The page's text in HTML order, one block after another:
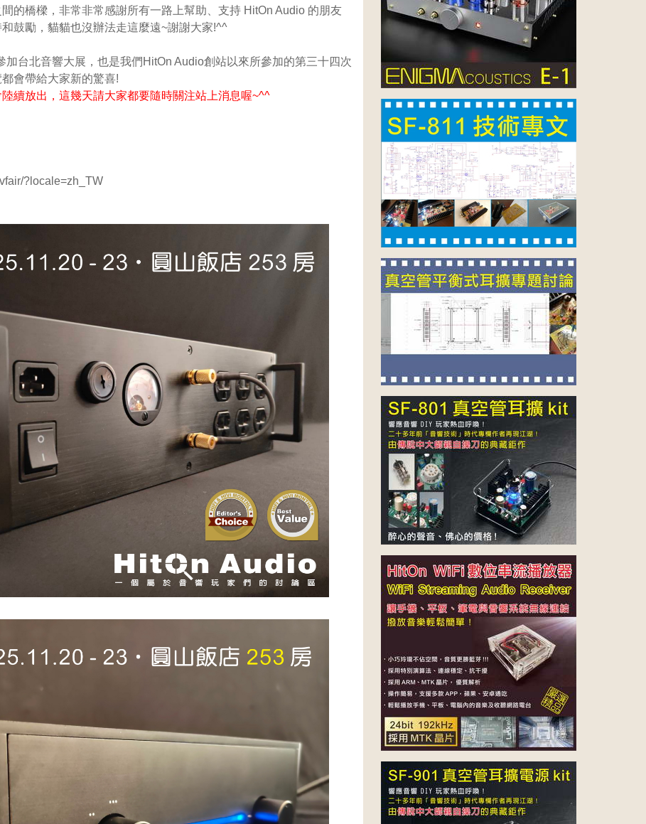
的橋樑，非常非常感謝所有一路上幫助、支持 HitOn Audio 的朋友
鼓勵，貓貓也沒辦法走這麼遠~謝謝大家!^^
加台北音響大展，也是我們HitOn Audio創站以來所參加的第三十四次
會帶給大家新的驚喜!
續放出，這幾天請大家都要隨時關注站上消息喔~^^
?locale=zh_TW